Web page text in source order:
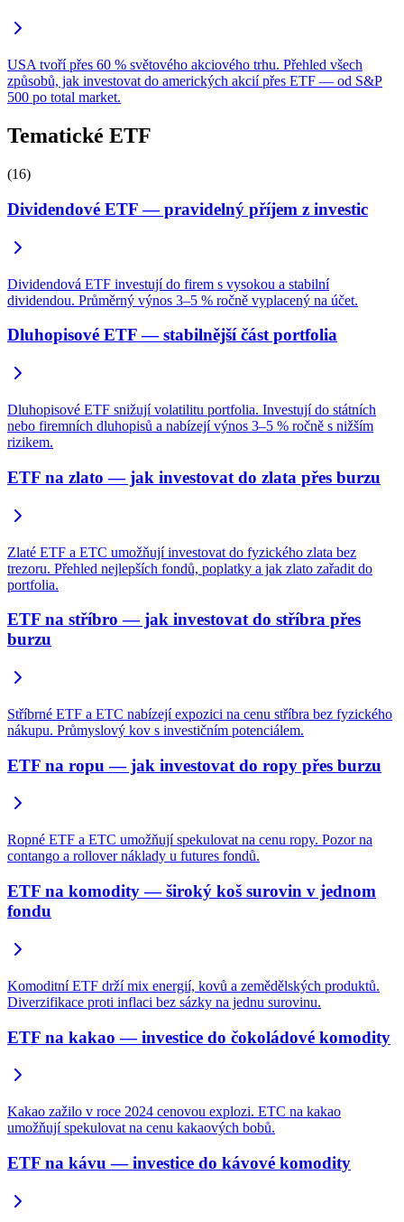
USA tvoří přes 60 % světového akciového trhu. Přehled všech
způsobů, jak investovat do amerických akcií přes ETF — od S&P
500 po total market.
Tematické ETF
(16)
Dividendové ETF — pravidelný příjem z investic
Dividendová ETF investují do firem s vysokou a stabilní
dividendou. Průměrný výnos 3–5 % ročně vyplacený na účet.
Dluhopisové ETF — stabilnější část portfolia
Dluhopisové ETF snižují volatilitu portfolia. Investují do státních
nebo firemních dluhopisů a nabízejí výnos 3–5 % ročně s nižším
rizikem.
ETF na zlato — jak investovat do zlata přes burzu
Zlaté ETF a ETC umožňují investovat do fyzického zlata bez
trezoru. Přehled nejlepších fondů, poplatky a jak zlato zařadit do
portfolia.
ETF na stříbro — jak investovat do stříbra přes
burzu
Stříbrné ETF a ETC nabízejí expozici na cenu stříbra bez fyzického
nákupu. Průmyslový kov s investičním potenciálem.
ETF na ropu — jak investovat do ropy přes burzu
Ropné ETF a ETC umožňují spekulovat na cenu ropy. Pozor na
contango a rollover náklady u futures fondů.
ETF na komodity — široký koš surovin v jednom
fondu
Komoditní ETF drží mix energií, kovů a zemědělských produktů.
Diverzifikace proti inflaci bez sázky na jednu surovinu.
ETF na kakao — investice do čokoládové komodity
Kakao zažilo v roce 2024 cenovou explozi. ETC na kakao
umožňují spekulovat na cenu kakaových bobů.
ETF na kávu — investice do kávové komodity